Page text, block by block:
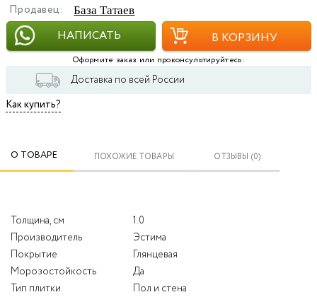
Продавец: База Татаев
НАПИСАТЬ В КОРЗИНУ
Оформите заказ или проконсультируйтесь:
Доставка по всей России
Как купить?
О ТОВАРЕ ПОХОЖИЕ ТОВАРЫ ОТЗЫВЫ (0)
Толщина, см
1.0
Производитель
Эстима
Покрытие
Глянцевая
Морозостойкость
Да
Тип плитки
Пол и стена